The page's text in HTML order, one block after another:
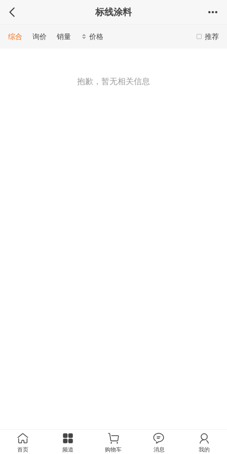
标线涂料
推荐
综合 询价 销量 价格
抱歉，暂无相关信息
首页 频道 购物车 消息 我的